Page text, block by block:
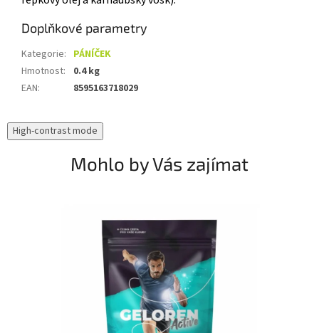
Doplňkové parametry
Kategorie: PÁNÍČEK
Hmotnost:
0.4 kg
EAN: 8595163718029
High-contrast mode
Mohlo by Vás zajímat